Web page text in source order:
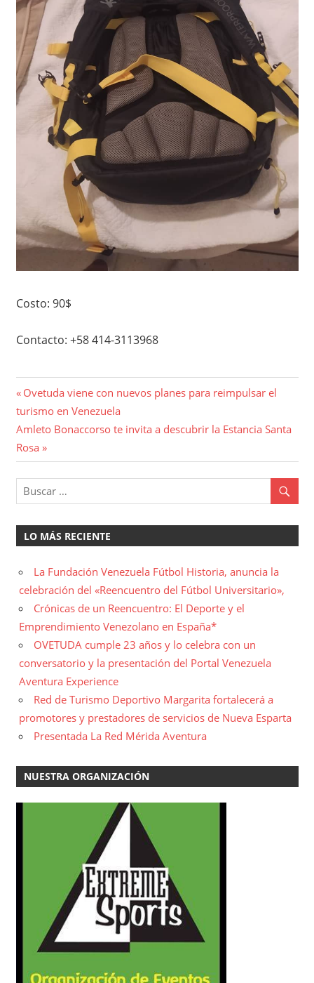
Costo: 90$
Contacto: +58 414-3113968
Navegación
de
entradas
Entrada
anterior:
Ovetuda viene con nuevos planes para reimpulsar el
turismo en Venezuela
Entrada
siguiente:
Amleto Bonaccorso te invita a descubrir la Estancia Santa
Rosa
LO MÁS RECIENTE
La Fundación Venezuela Fútbol Historia, anuncia la
celebración del «Reencuentro del Fútbol Universitario»,
Crónicas de un Reencuentro: El Deporte y el
Emprendimiento Venezolano en España*
OVETUDA cumple 23 años y lo celebra con un
conversatorio y la presentación del Portal Venezuela
Aventura Experience
Red de Turismo Deportivo Margarita fortalecerá a
promotores y prestadores de servicios de Nueva Esparta
Presentada La Red Mérida Aventura
NUESTRA ORGANIZACIÓN